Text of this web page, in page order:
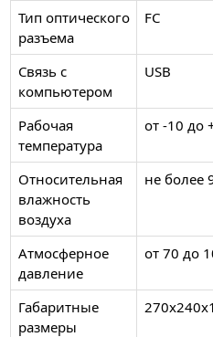
Тип оптического
разъема
FC
Связь с
компьютером
USB
Рабочая
температура
от -10 до
Относительная
влажность
воздуха
не более
Атмосферное
давление
от 70 до
Габаритные
размеры